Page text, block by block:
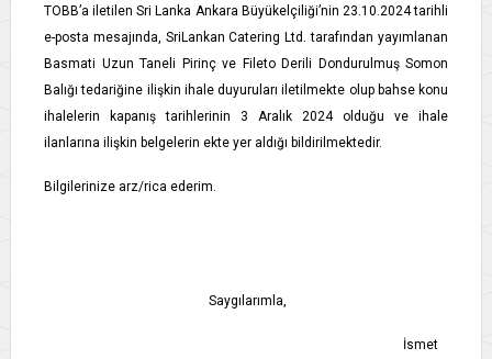
TOBB’a iletilen Sri Lanka Ankara Büyükelçiliği’nin 23.10.2024 tarihli
e-posta mesajında, SriLankan Catering Ltd. tarafından yayımlanan
Basmati Uzun Taneli Pirinç ve Fileto Derili Dondurulmuş Somon
Balığı tedariğine ilişkin ihale duyuruları iletilmekte olup bahse konu
ihalelerin kapanış tarihlerinin 3 Aralık 2024 olduğu ve ihale
ilanlarına ilişkin belgelerin ekte yer aldığı bildirilmektedir.
Bilgilerinize arz/rica ederim.
Saygılarımla,
İsmet